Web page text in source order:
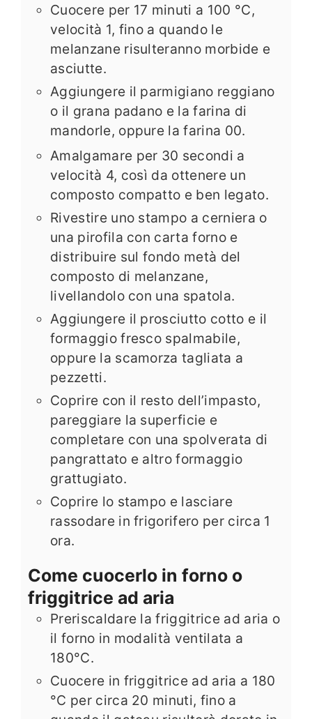
Cuocere per 17 minuti a 100 °C,
velocità 1, fino a quando le
melanzane risulteranno morbide e
asciutte.
Aggiungere il parmigiano reggiano
o il grana padano e la farina di
mandorle, oppure la farina 00.
Amalgamare per 30 secondi a
velocità 4, così da ottenere un
composto compatto e ben legato.
Rivestire uno stampo a cerniera o
una pirofila con carta forno e
distribuire sul fondo metà del
composto di melanzane,
livellandolo con una spatola.
Aggiungere il prosciutto cotto e il
formaggio fresco spalmabile,
oppure la scamorza tagliata a
pezzetti.
Coprire con il resto dell’impasto,
pareggiare la superficie e
completare con una spolverata di
pangrattato e altro formaggio
grattugiato.
Coprire lo stampo e lasciare
rassodare in frigorifero per circa 1
ora.
Come cuocerlo in forno o
friggitrice ad aria
Preriscaldare la friggitrice ad aria o
il forno in modalità ventilata a
180°C.
Cuocere in friggitrice ad aria a 180
°C per circa 20 minuti, fino a